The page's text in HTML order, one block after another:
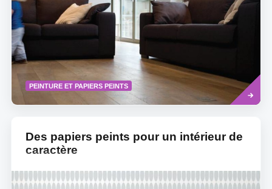
PEINTURE ET PAPIERS PEINTS
Read
more
Des papiers peints pour un intérieur de
caractère